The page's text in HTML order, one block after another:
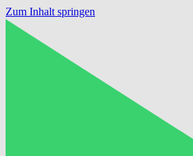
Zum Inhalt springen